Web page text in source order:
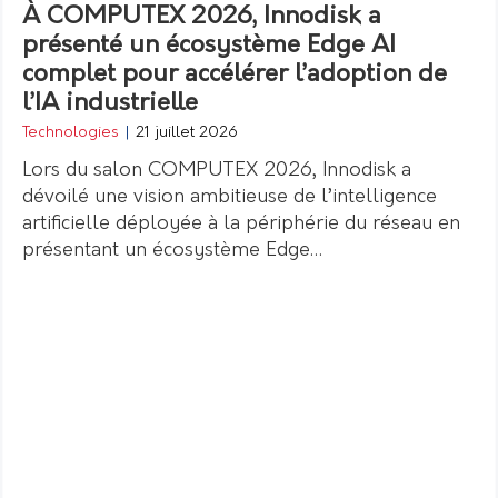
À COMPUTEX 2026, Innodisk a
présenté un écosystème Edge AI
complet pour accélérer l’adoption de
l’IA industrielle
Technologies 21 juillet 2026
Lors du salon COMPUTEX 2026, Innodisk a
dévoilé une vision ambitieuse de l’intelligence
artificielle déployée à la périphérie du réseau en
présentant un écosystème Edge…